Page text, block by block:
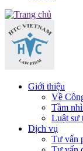
Giới thiệu
Về
Tầm
Luật sư
Dịch vụ
Tư vấn